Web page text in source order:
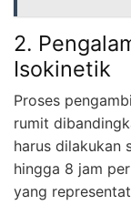
2.
Isokinetik
Proses
rumit
harus dilakukan
hingga 8 jam
yang